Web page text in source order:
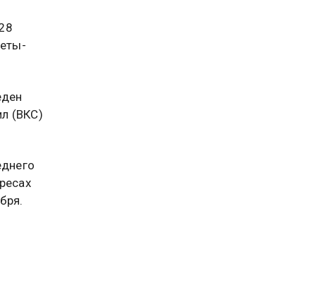
(ВКС)